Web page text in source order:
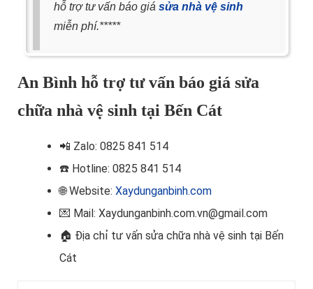
hỗ trợ tư vấn báo giá sửa nhà vệ sinh
miễn phí.*****
An Bình hỗ trợ tư vấn báo giá sửa
chữa nhà vệ sinh tại Bến Cát
📲 Zalo: 0825 841 514
☎️ Hotline: 0825 841 514
🌐 Website: Xaydunganbinh.com
💌 Mail: Xaydunganbinh.com.vn@gmail.com
🏠 Địa chỉ tư vấn sửa chữa nhà vệ sinh tại Bến
Cát